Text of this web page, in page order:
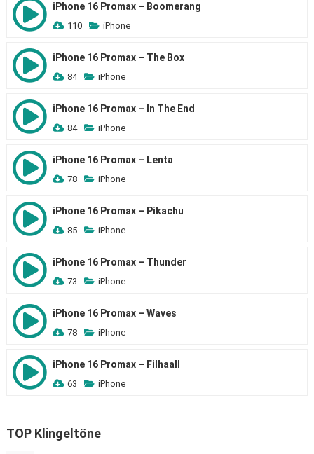
iPhone 16 Promax – Boomerang
110 iPhone
iPhone 16 Promax – The Box
84 iPhone
iPhone 16 Promax – In The End
84 iPhone
iPhone 16 Promax – Lenta
78 iPhone
iPhone 16 Promax – Pikachu
85 iPhone
iPhone 16 Promax – Thunder
73 iPhone
iPhone 16 Promax – Waves
78 iPhone
iPhone 16 Promax – Filhaall
63 iPhone
TOP Klingeltöne